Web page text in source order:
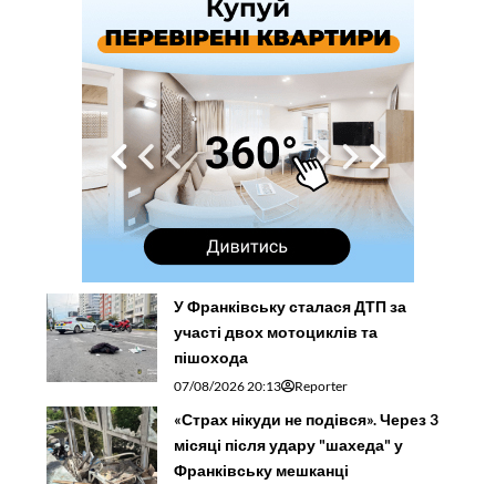
У Франківську сталася ДТП за
участі двох мотоциклів та
пішохода
07/08/2026 20:13 Reporter
«Страх нікуди не подівся». Через 3
місяці після удару "шахеда" у
Франківську мешканці